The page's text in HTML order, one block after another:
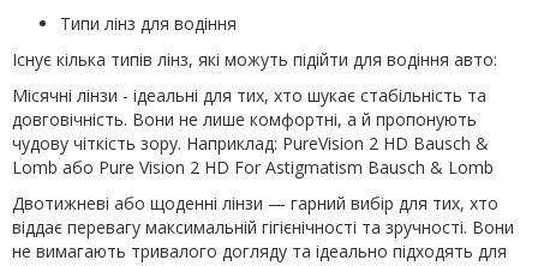
Типи лінз для водіння
Існує кілька типів лінз, які можуть підійти для водіння авто:
Місячні лінзи - ідеальні для тих, хто шукає стабільність та
довговічність. Вони не лише комфортні, а й пропонують
чудову чіткість зору. Наприклад: PureVision 2 HD Bausch &
Lomb або Pure Vision 2 HD For Astigmatism Bausch & Lomb
Двотижневі або щоденні лінзи — гарний вибір для тих, хто
віддає перевагу максимальній гігієнічності та зручності. Вони
не вимагають тривалого догляду та ідеально підходять для